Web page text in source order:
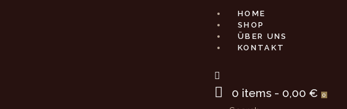
HOME
SHOP
ÜBER UNS
KONTAKT
0 items - 0,00 € 0